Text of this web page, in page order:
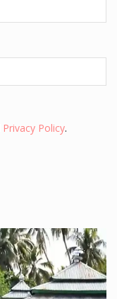
Privacy Policy.